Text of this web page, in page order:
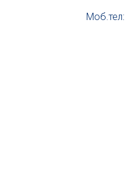
Моб.тел: